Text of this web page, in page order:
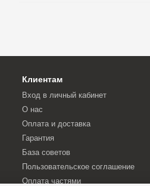
Клиентам
Вход в личный кабинет
О нас
Оплата и доставка
Гарантия
База советов
Пользовательское соглашение
Оплата частями